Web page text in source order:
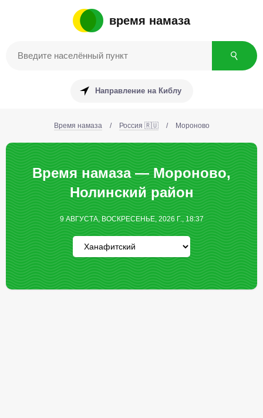
время намаза
Направление на Киблу
Время намаза / Россия 🇷🇺 / Мороново
Время намаза — Мороново,
Нолинский район
9 АВГУСТА, ВОСКРЕСЕНЬЕ, 2026 Г., 18:37